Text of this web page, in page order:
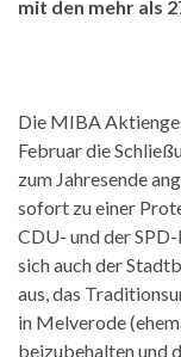
mit den mehr als
Die MIBA
Februar die
zum Jahresende
sofort zu einer
CDU- und der
sich auch der
aus, das
in Melverode
beizubehalten und